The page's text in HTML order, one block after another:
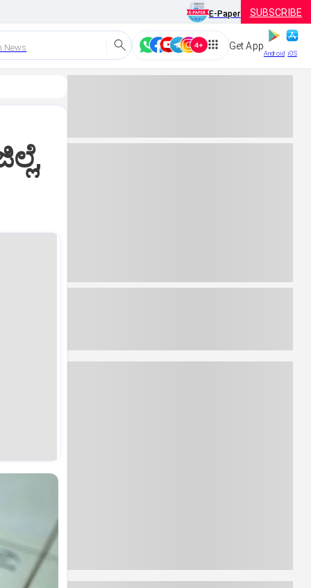
E-Paper SUBSCRIBE
News Get App
Android iOS